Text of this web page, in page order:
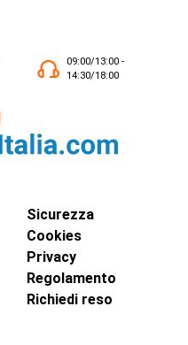
09:00/13:00 -
14:30/18:00
Sicurezza
Cookies
Privacy
Regolamento
Richiedi reso